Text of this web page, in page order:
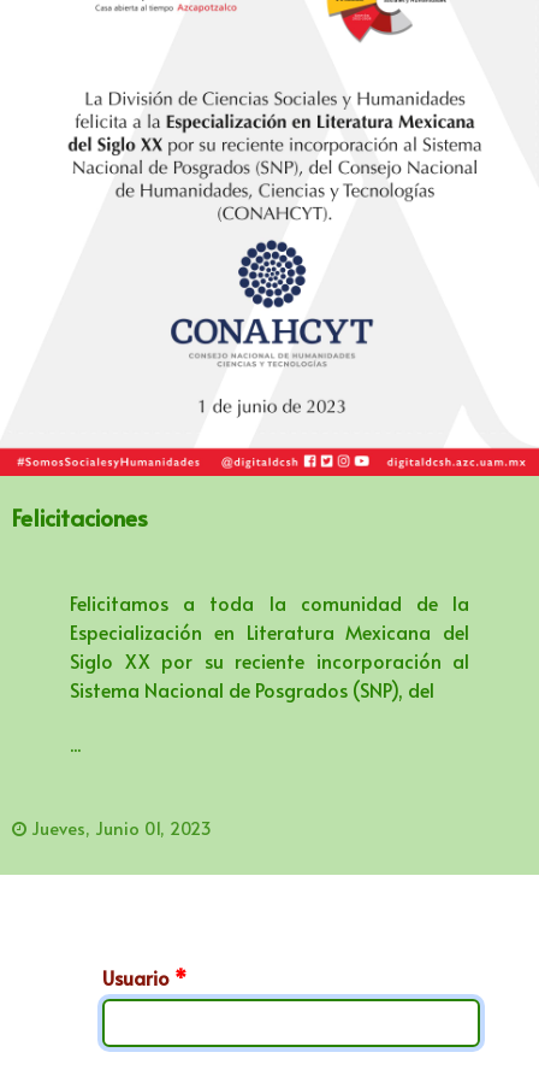
Felicitaciones
Felicitamos a toda la comunidad de la
Especialización en Literatura Mexicana del
Siglo XX por su reciente incorporación al
Sistema Nacional de Posgrados (SNP), del
...
Jueves, Junio 01, 2023
Usuario *